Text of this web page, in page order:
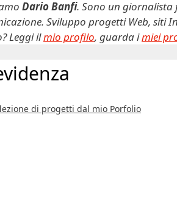
Dario Banfi. Sono un giornalista
Sviluppo progetti Web, siti
Leggi ilmio profilo, guarda imiei
di progetti dal mio Porfolio